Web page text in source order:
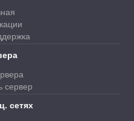
сервер
сетях